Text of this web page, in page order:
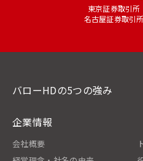
東京証券取引
名古屋証券取引
バローHDの5つの強み
企業情報
会社概要